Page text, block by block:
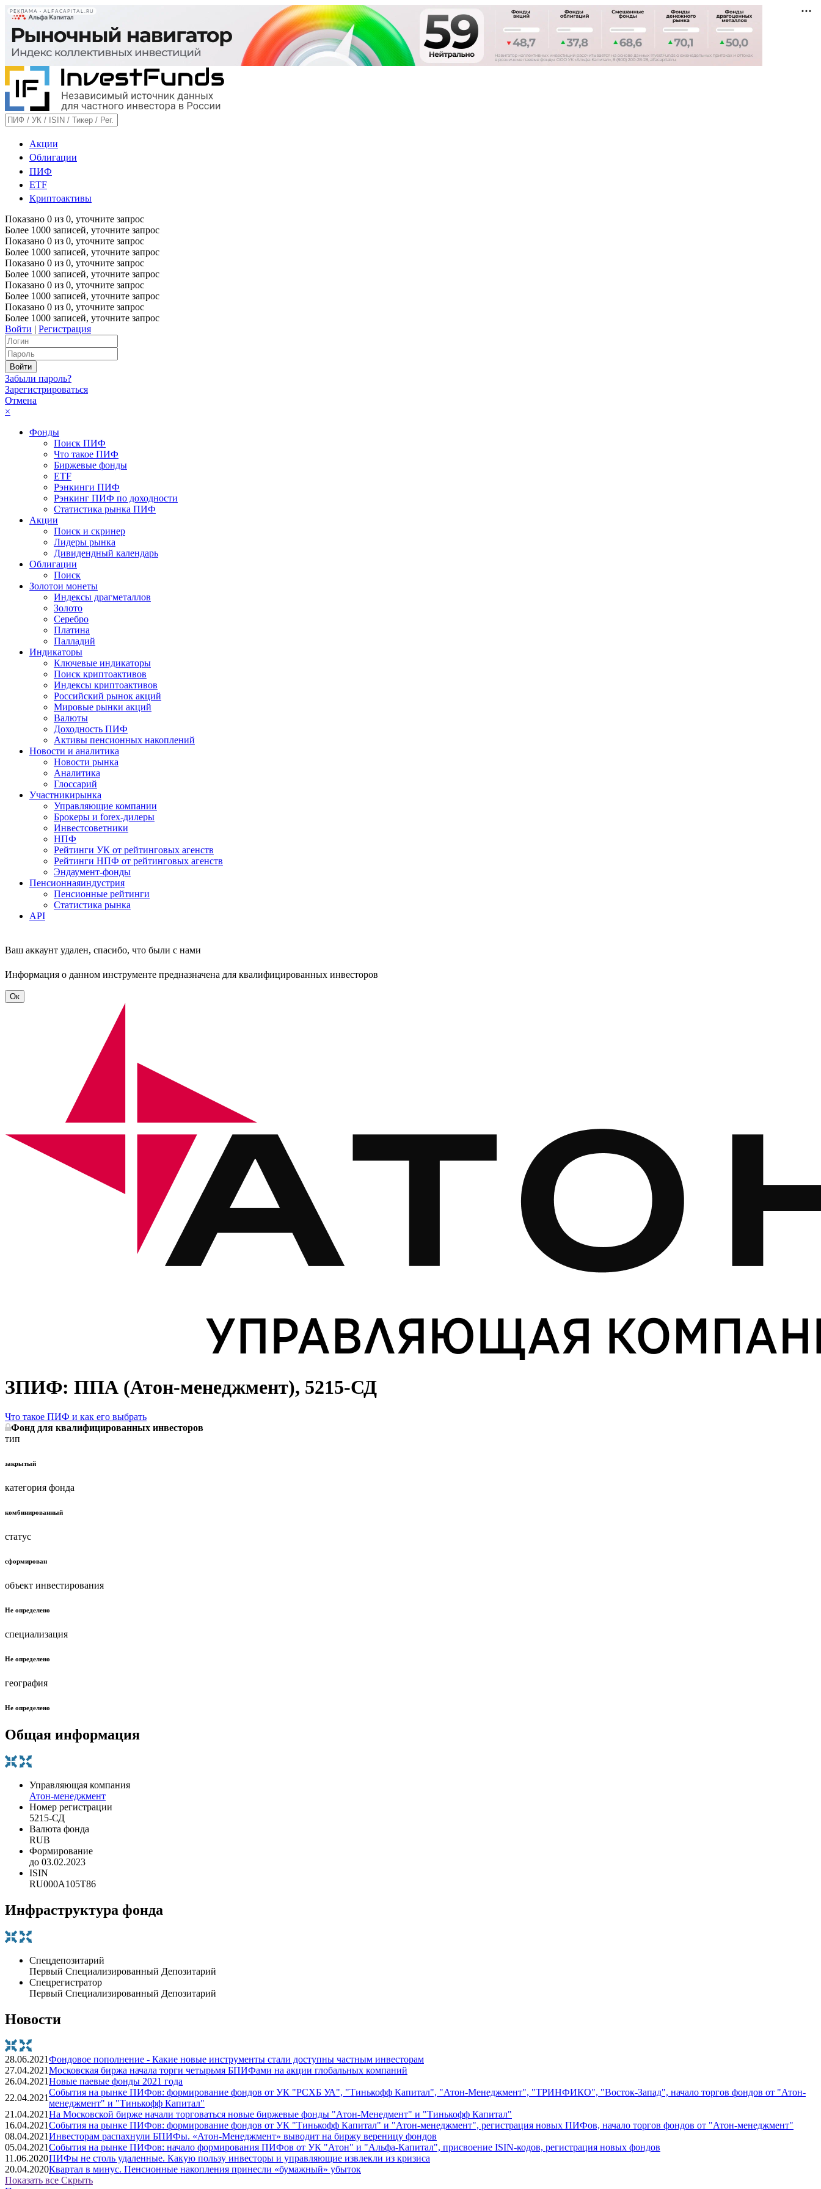
РЕКЛАМА • ALFACAPITAL.RU
Акции
Облигации
ПИФ
ETF
Криптоактивы
Показано 0 из 0, уточните запрос
Более 1000 записей, уточните запрос
Показано 0 из 0, уточните запрос
Более 1000 записей, уточните запрос
Показано 0 из 0, уточните запрос
Более 1000 записей, уточните запрос
Показано 0 из 0, уточните запрос
Более 1000 записей, уточните запрос
Показано 0 из 0, уточните запрос
Более 1000 записей, уточните запрос
Войти | Регистрация
Забыли пароль?
Зарегистрироваться
Отмена
×
Фонды
Поиск ПИФ
Что такое ПИФ
Биржевые фонды
ETF
Рэнкинги ПИФ
Рэнкинг ПИФ по доходности
Статистика рынка ПИФ
Акции
Поиск и скринер
Лидеры рынка
Дивидендный календарь
Облигации
Поиск
Золотои монеты
Индексы драгметаллов
Золото
Серебро
Платина
Палладий
Индикаторы
Ключевые индикаторы
Поиск криптоактивов
Индексы криптоактивов
Российский рынок акций
Мировые рынки акций
Валюты
Доходность ПИФ
Активы пенсионных накоплений
Новости и аналитика
Новости рынка
Аналитика
Глоссарий
Участникирынка
Управляющие компании
Брокеры и forex-дилеры
Инвестсоветники
НПФ
Рейтинги УК от рейтинговых агенств
Рейтинги НПФ от рейтинговых агенств
Эндаумент-фонды
Пенсионнаяиндустрия
Пенсионные рейтинги
Статистика рынка
API
Ваш аккаунт удален, спасибо, что были с нами
Информация о данном инструменте предназначена для квалифицированных инвесторов
Ок
ЗПИФ: ППА (Атон-менеджмент), 5215-СД
Что такое ПИФ и как его выбрать
Фонд для квалифицированных инвесторов
тип
закрытый
категория фонда
комбинированный
статус
сформирован
объект инвестирования
Не определено
специализация
Не определено
география
Не определено
Общая информация
Управляющая компания
Атон-менеджмент
Номер регистрации
5215-СД
Валюта фонда
RUB
Формирование
до 03.02.2023
ISIN
RU000A105T86
Инфраструктура фонда
Спецдепозитарий
Первый Специализированный Депозитарий
Спецрегистратор
Первый Специализированный Депозитарий
Новости
28.06.2021Фондовое пополнение - Какие новые инструменты стали доступны частным инвесторам
27.04.2021Московская биржа начала торги четырьмя БПИФами на акции глобальных компаний
26.04.2021Новые паевые фонды 2021 года
22.04.2021
События на рынке ПИФов: формирование фондов от УК "РСХБ УА", "Тинькофф Капитал", "Атон-Менеджмент", "ТРИНФИКО", "Восток-Запад", начало торгов фондов от "Атон-
менеджмент" и "Тинькофф Капитал"
21.04.2021На Московской бирже начали торговаться новые биржевые фонды "Атон-Менедмент" и "Тинькофф Капитал"
16.04.2021События на рынке ПИФов: формирование фондов от УК "Тинькофф Капитал" и "Атон-менеджмент", регистрация новых ПИФов, начало торгов фондов от "Атон-менеджмент"
08.04.2021Инвесторам распахнули БПИФы. «Атон-Менеджмент» выводит на биржу вереницу фондов
05.04.2021События на рынке ПИФов: начало формирования ПИФов от УК "Атон" и "Альфа-Капитал", присвоение ISIN-кодов, регистрация новых фондов
11.06.2020ПИФы не столь удаленные. Какую пользу инвесторы и управляющие извлекли из кризиса
20.04.2020Квартал в минус. Пенсионные накопления принесли «бумажный» убыток
Показать все Скрыть